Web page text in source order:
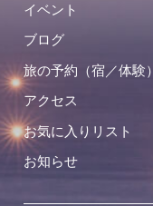
イベント
ブログ
旅の予約（宿／体験）
アクセス
お気に入りリスト
お知らせ